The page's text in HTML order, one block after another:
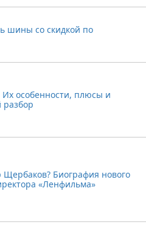
шины со скидкой по
особенности, плюсы и
Щербаков? Биография нового
«Ленфильма»